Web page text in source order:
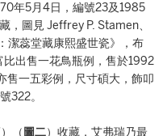
年5月4日，編號23及1985
，圖見 Jeffrey P. Stamen、
潔蕊堂藏康熙盛世瓷》，布
出售一花鳥瓶例，售於1992
一五彩例，尺寸碩大，飾叩
322。
（ 圖二）收藏，艾弗瑞乃最